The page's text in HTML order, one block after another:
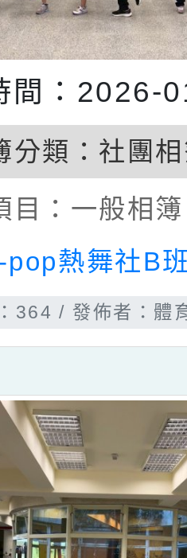
間：2026-
分類： 社團
目： 一般相簿
pop熱舞社B
364 發佈者：體